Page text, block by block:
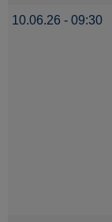
10.06.26 - 09:30